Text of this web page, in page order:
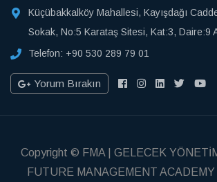
Küçübakkalköy Mahallesi, Kayışdağı
Sokak, No:5 Karataş Sitesi, Kat:3, Daire:9
Telefon: +90 530 289 79 01
Yorum Bırakın
Copyright © FMA | GELECEK
FUTURE MANAGEMENT ACADEMY